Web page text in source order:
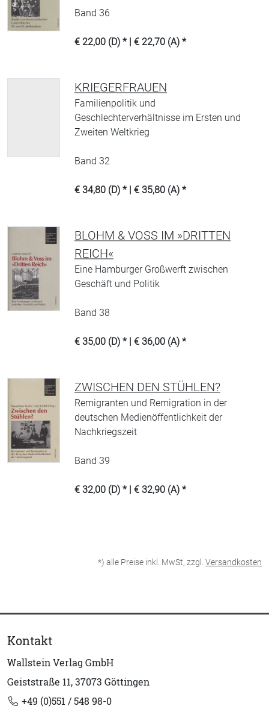
Band 36
€ 22,00 (D) * | € 22,70 (A) *
KRIEGERFRAUEN
Familienpolitik und
Geschlechterverhältnisse im Ersten und
Zweiten Weltkrieg
Band 32
€ 34,80 (D) * | € 35,80 (A) *
BLOHM & VOSS IM »DRITTEN
REICH«
Eine Hamburger Großwerft zwischen
Geschäft und Politik
Band 38
€ 35,00 (D) * | € 36,00 (A) *
ZWISCHEN DEN STÜHLEN?
Remigranten und Remigration in der
deutschen Medienöffentlichkeit der
Nachkriegszeit
Band 39
€ 32,00 (D) * | € 32,90 (A) *
*) alle Preise inkl. MwSt, zzgl. Versandkosten
Kontakt
Wallstein Verlag GmbH
Geiststraße 11, 37073 Göttingen
+49 (0)551 / 548 98-0